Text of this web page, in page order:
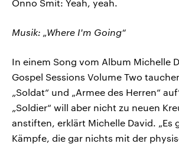
Onno Smit: Yeah, yeah.
Musik: „Where I'm Going“
In einem Song vom Album Michelle
Gospel Sessions Volume Two
„Soldat“ und „Armee des Herren“
„Soldier“ will aber nicht zu neuen
anstiften, erklärt Michelle David. „Es
Kämpfe, die gar nichts mit der